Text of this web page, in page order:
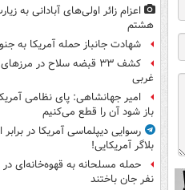
اعزام زائر اولی‌های آبادانی به
هشتم
شهادت جانباز حمله آمریکا به
کشف ۳۳ قبضه سلاح در
غربی
امیر جهانشاهی: پای نظامی
باز شود آن را قطع می‌کنیم
رسوایی دیپلماسی آمریکا در
بلاگر آمریکایی!
نفر جان باختند